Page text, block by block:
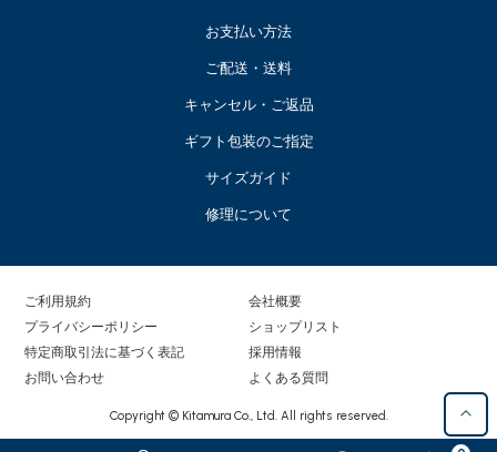
お支払い方法
ご配送・送料
キャンセル・ご返品
ギフト包装のご指定
サイズガイド
修理について
ご利用規約
プライバシーポリシー
特定商取引法に基づく表記
お問い合わせ
会社概要
ショップリスト
採用情報
よくある質問
Copyright © Kitamura Co., Ltd. All rights reserved.